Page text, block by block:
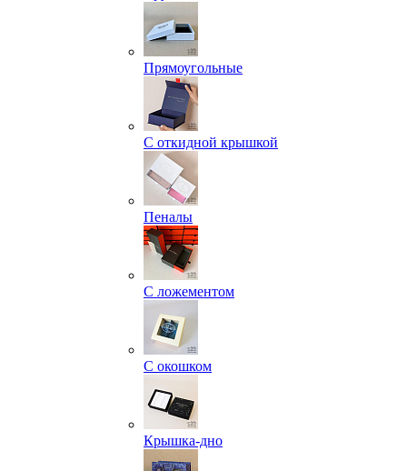
Прямоугольные
С откидной крышкой
Пеналы
С ложементом
С окошком
Крышка-дно